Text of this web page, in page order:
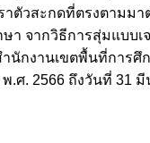
ตัวสะกดที่ตรงตามม
จากวิธีการสุ่มแบบเ
นักงานเขตพื้นที่การ
ศ. 2566 ถึงวันที่ 31